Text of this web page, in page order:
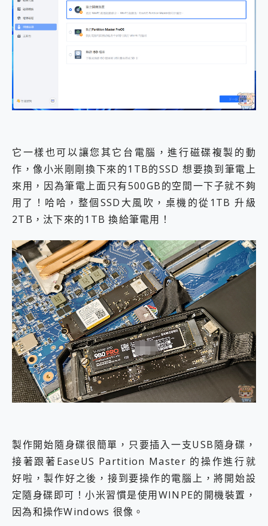
它一樣也可以讓您其它台電腦，進行磁碟複製的動
作，像小米剛剛換下來的1TB的SSD 想要換到筆電上
來用，因為筆電上面只有500GB的空間一下子就不夠
用了！哈哈，整個SSD大風吹，桌機的從1TB 升級
2TB，汰下來的1TB 換給筆電用！
製作開始隨身碟很簡單，只要插入一支USB隨身碟，
接著跟著EaseUS Partition Master 的操作進行就
好啦，製作好之後，接到要操作的電腦上，將開始設
定隨身碟即可！小米習慣是使用WINPE的開機裝置，
因為和操作Windows 很像。